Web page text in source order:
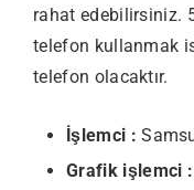
rahat edebilirsiniz.
telefon kullanmak
telefon olacaktır.
İşlemci :
Grafik işlemci :